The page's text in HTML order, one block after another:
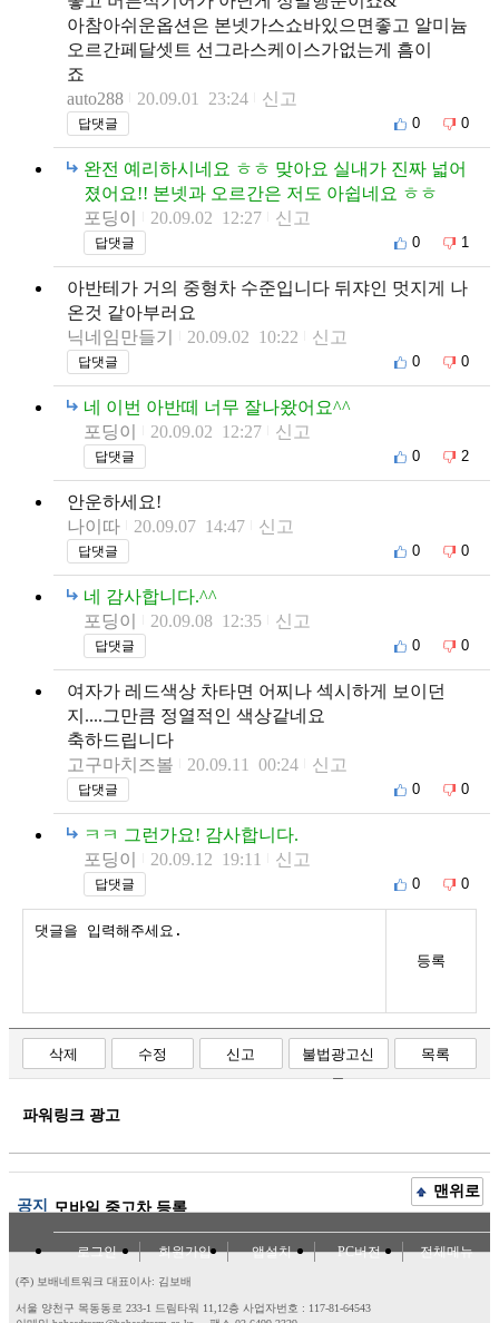
아참아쉬운옵션은 본넷가스쇼바있으면좋고 알미늄
오르간페달셋트 선그라스케이스가없는게 흠이
죠
auto288
20.09.01 23:24 신고
답댓글 0 0
완전 예리하시네요 ㅎㅎ 맞아요 실내가 진짜 넓어
졌어요!! 본넷과 오르간은 저도 아쉽네요 ㅎㅎ
포딩이
20.09.02 12:27 신고
답댓글 0 1
아반테가 거의 중형차 수준입니다 뒤쟈인 멋지게 나
온것 같아부러요
닉네임만들기
20.09.02 10:22 신고
답댓글 0 0
네 이번 아반떼 너무 잘나왔어요^^
포딩이
20.09.02 12:27 신고
답댓글 0 2
안운하세요!
나이따
20.09.07 14:47 신고
답댓글 0 0
네 감사합니다.^^
포딩이
20.09.08 12:35 신고
답댓글 0 0
여자가 레드색상 차타면 어찌나 섹시하게 보이던
지....그만큼 정열적인 색상같네요
축하드립니다
고구마치즈볼
20.09.11 00:24 신고
답댓글 0 0
ㅋㅋ 그런가요! 감사합니다.
포딩이
20.09.12 19:11 신고
답댓글 0 0
등록
삭제 수정 신고
불법광고신
고
목록
파워링크 광고
공지 모바일 중고차 등록
맨위로
로그인 회원가입 앱설치 PC버전 전체메뉴
(주) 보배네트워크 대표이사: 김보배
서울 양천구 목동동로 233-1 드림타워 11,12층 사업자번호 : 117-81-64543